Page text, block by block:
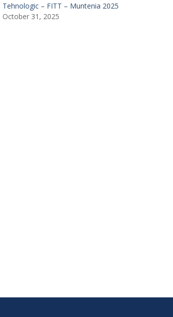
Tehnologic – FITT – Muntenia 2025
October 31, 2025